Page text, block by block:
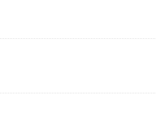
donker, 506